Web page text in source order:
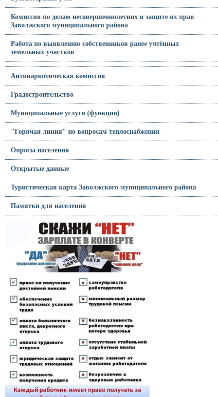
Комиссия по делам несовершеннолетних и защите их прав
Заволжского муниципального района
Работа по выявлению собственников ранее учтённых
земельных участков
Антинаркотическая комиссия
Градостроительство
Муниципальные услуги (функции)
"Горячая линия" по вопросам теплоснабжения
Опросы населения
Открытые данные
Туристическая карта Заволжского муниципального района
Памятки для населения